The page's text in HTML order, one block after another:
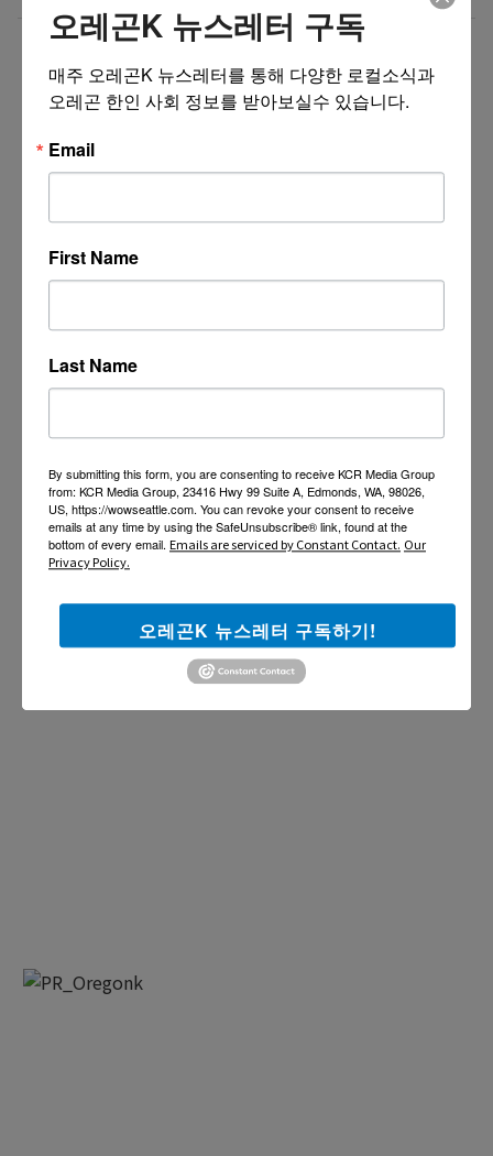
더보기 >>
오레곤K 뉴스레터 구독
매주 오레곤K 뉴스레터를 통해 다양한 로컬소식과
오레곤 한인 사회 정보를 받아보실수 있습니다.
Email
First Name
Last Name
By submitting this form, you are consenting to receive KCR Media Group
from: KCR Media Group, 23416 Hwy 99 Suite A, Edmonds, WA, 98026,
US, https://wowseattle.com. You can revoke your consent to receive
emails at any time by using the SafeUnsubscribe® link, found at the
bottom of every email. Emails are serviced by Constant Contact. Our
Privacy Policy.
오레곤K 뉴스레터 구독하기!